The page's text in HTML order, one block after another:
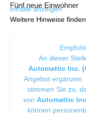
Inhalte anzeigen
Weitere Hinweise
Fünf neue Einwohner
An dieser
Automattic Inc.
Angebot
stimmen Sie zu,
von Automattic
können